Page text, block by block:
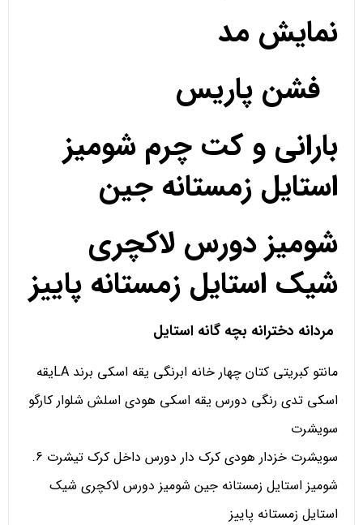
نمایش مد
فشن پاریس
بارانی و کت چرم شومیز
استایل زمستانه جین
شومیز دورس لاکچری
شیک استایل زمستانه پاییز
مردانه دخترانه بچه گانه استایل
مانتو کبریتی کتان چهار خانه ابرنگی یقه اسکی برند LAیقه
اسکی تدی رنگی دورس یقه اسکی هودی اسلش شلوار کارگو
سویشرت
سویشرت خزدار هودی کرک دار دورس داخل کرک تیشرت 6.
شومیز استایل زمستانه جین شومیز دورس لاکچری شیک
استایل زمستانه پاییز